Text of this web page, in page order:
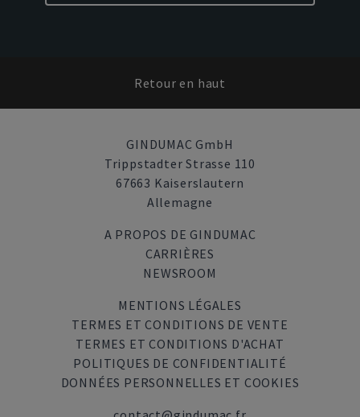
Retour en haut
GINDUMAC GmbH
Trippstadter Strasse 110
67663 Kaiserslautern
Allemagne
A PROPOS DE GINDUMAC
CARRIÈRES
NEWSROOM
MENTIONS LÉGALES
TERMES ET CONDITIONS DE VENTE
TERMES ET CONDITIONS D'ACHAT
POLITIQUES DE CONFIDENTIALITÉ
DONNÉES PERSONNELLES ET COOKIES